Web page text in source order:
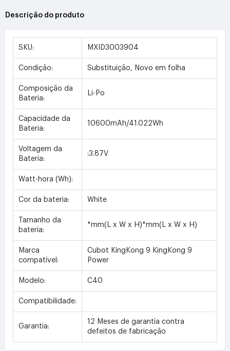
Descrição do produto
SKU: MXID3003904
Condição: Substituição, Novo em folha
Composição da
Bateria:
Li-Po
Capacidade da
Bateria:
10600mAh/41.022Wh
Voltagem da
Bateria:
:3.87V
Watt-hora (Wh):
Cor da bateria: White
Tamanho da
bateria:
*mm(L x W x H)*mm(L x W x H)
Marca
compatível:
Cubot KingKong 9 KingKong 9
Power
Modelo: C40
Compatibilidade:
Garantia:
12 Meses de garantia contra
defeitos de fabricação